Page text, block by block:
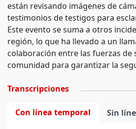
están revisando imágenes de
testimonios de testigos para
Este evento se suma a otros
región, lo que ha llevado a un
colaboración entre las fuerzas de
comunidad para garantizar la
Transcripciones
Con línea temporal Sin